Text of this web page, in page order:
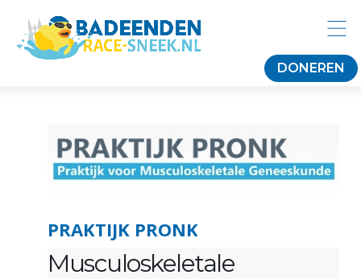
DONEREN
PRAKTIJK PRONK
Musculoskeletale